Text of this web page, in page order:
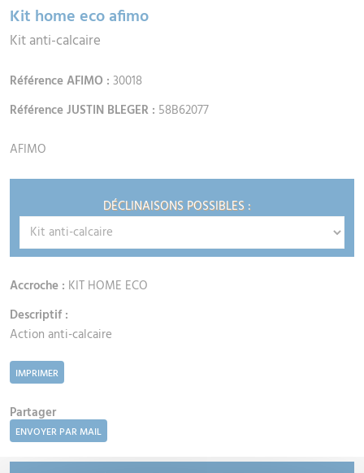
Kit home eco afimo
Kit anti-calcaire
Référence AFIMO : 30018
Référence JUSTIN BLEGER : 58B62077
AFIMO
DÉCLINAISONS POSSIBLES :
Accroche : KIT HOME ECO
Descriptif :
Action anti-calcaire
IMPRIMER
Partager
ENVOYER PAR MAIL